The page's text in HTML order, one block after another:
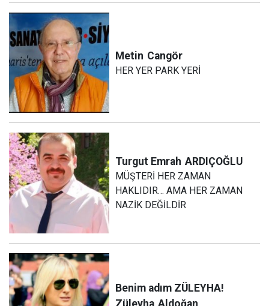
Metin Cangör
HER YER PARK YERİ
Turgut Emrah ARDIÇOĞLU
MÜŞTERİ HER ZAMAN
HAKLIDIR… AMA HER ZAMAN
NAZİK DEĞİLDİR
Benim adım ZÜLEYHA!